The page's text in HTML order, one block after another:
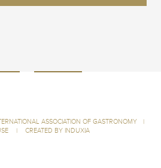
ASSOCIATION OF GASTRONOMY
|
| CREATED BY INDUXIA